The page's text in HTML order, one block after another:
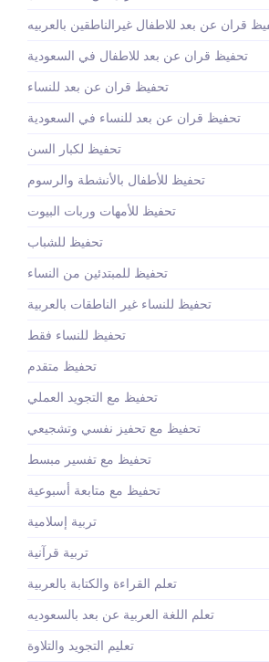
قران عن بعد للاطفال غيرالناطقين بالعربيه
تحفيظ قران عن بعد للاطفال في السعودية
تحفيظ قران عن بعد للنساء
تحفيظ قران عن بعد للنساء في السعودية
تحفيظ لكبار السن
تحفيظ للأطفال بالأنشطة والرسوم
تحفيظ للأمهات وربات البيوت
تحفيظ للشباب
تحفيظ للمبتدئين من النساء
تحفيظ للنساء غير الناطقات بالعربية
تحفيظ للنساء فقط
تحفيظ متقدم
تحفيظ مع التجويد العملي
تحفيظ مع تحفيز نفسي وتشجيعي
تحفيظ مع تفسير مبسط
تحفيظ مع متابعة أسبوعية
تربية إسلامية
تربية قرآنية
تعلم القراءة والكتابة بالعربية
تعلم اللغة العربية عن بعد بالسعوديه
تعليم التجويد والتلاوة